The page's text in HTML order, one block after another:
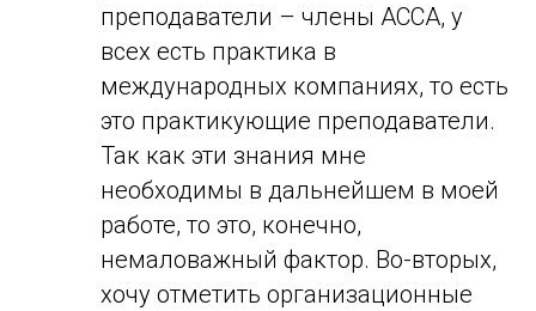
преподаватели – члены ACCA, у
всех есть практика в
международных компаниях, то есть
это практикующие преподаватели.
Так как эти знания мне
необходимы в дальнейшем в моей
работе, то это, конечно,
немаловажный фактор. Во-вторых,
хочу отметить организационные